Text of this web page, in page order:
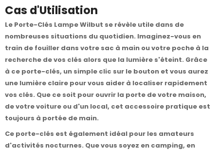
Cas d'Utilisation
Le Porte-Clés Lampe Wilbut se révèle utile dans de
nombreuses situations du quotidien. Imaginez-vous en
train de fouiller dans votre sac à main ou votre poche à la
recherche de vos clés alors que la lumière s'éteint. Grâce
à ce porte-clés, un simple clic sur le bouton et vous aurez
une lumière claire pour vous aider à localiser rapidement
vos clés. Que ce soit pour ouvrir la porte de votre maison,
de votre voiture ou d'un local, cet accessoire pratique est
toujours à portée de main.
Ce porte-clés est également idéal pour les amateurs
d'activités nocturnes. Que vous soyez en camping, en